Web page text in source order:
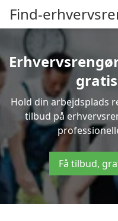
Find-
Hold din arbejdsplads
tilbud på
Få tilbud,